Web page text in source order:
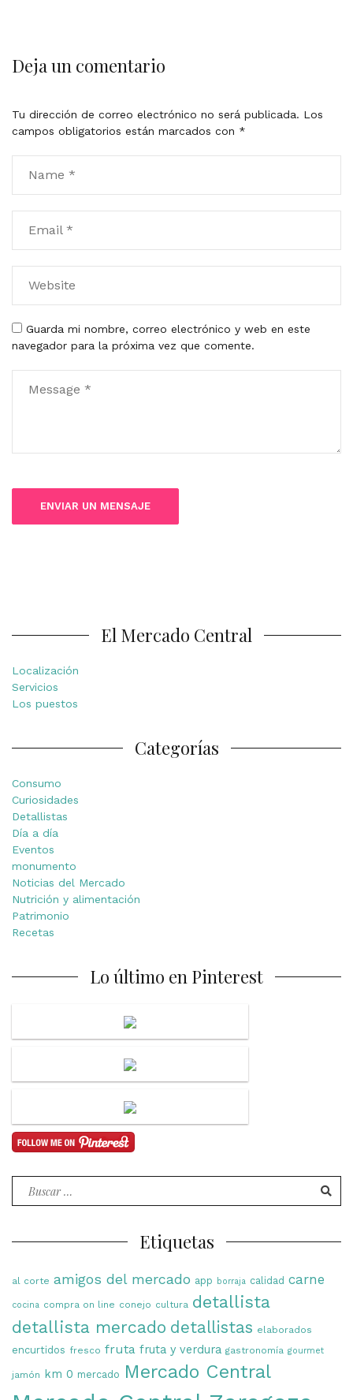
Deja un comentario
Tu dirección de correo electrónico no será publicada. Los
campos obligatorios están marcados con *
Guarda mi nombre, correo electrónico y web en este
navegador para la próxima vez que comente.
El Mercado Central
Localización
Servicios
Los puestos
Categorías
Consumo
Curiosidades
Detallistas
Día a día
Eventos
monumento
Noticias del Mercado
Nutrición y alimentación
Patrimonio
Recetas
Lo último en Pinterest
Buscar
Etiquetas
al corte amigos del mercado app borraja calidad carne
cocina compra on line conejo cultura detallista
detallista mercado detallistas elaborados
encurtidos fresco fruta fruta y verdura gastronomía gourmet
jamón km 0 mercado Mercado Central